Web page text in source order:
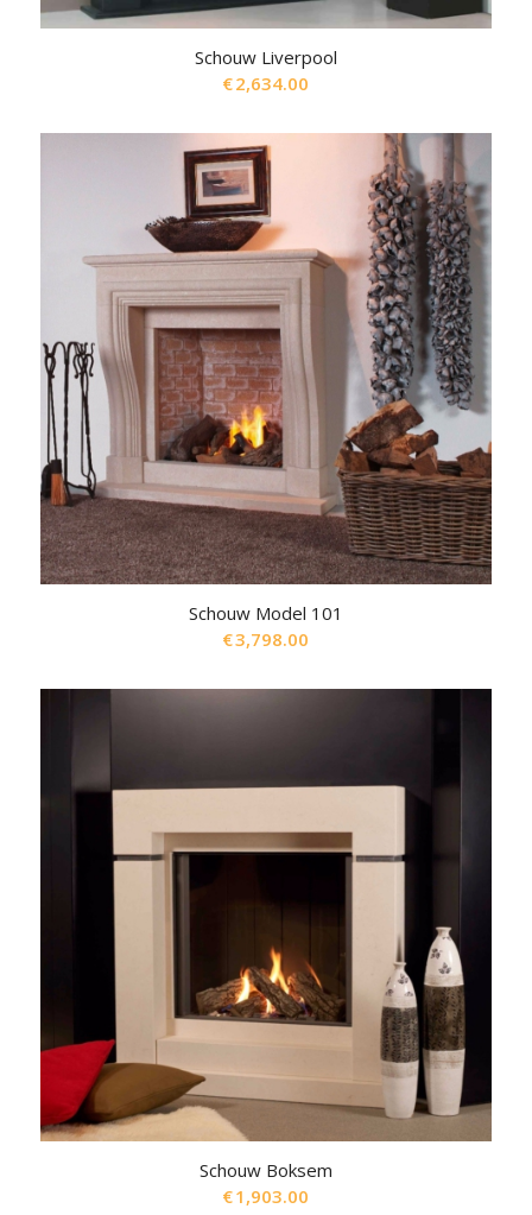
Schouw Liverpool
€2,634.00
Schouw Model 101
€3,798.00
Schouw Boksem
€1,903.00